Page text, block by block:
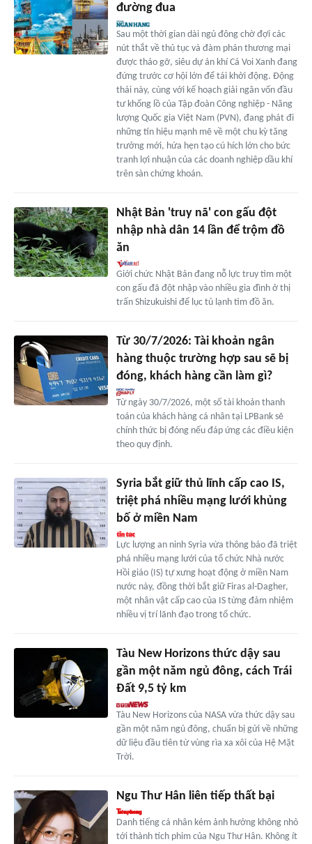
đường đua
Sau một thời gian dài ngủ đông chờ đợi các
nút thắt về thủ tục và đàm phán thương mại
được tháo gỡ, siêu dự án khí Cá Voi Xanh đang
đứng trước cơ hội lớn để tái khởi động. Động
thái này, cùng với kế hoạch giải ngân vốn đầu
tư khổng lồ của Tập đoàn Công nghiệp - Năng
lượng Quốc gia Việt Nam (PVN), đang phát đi
những tín hiệu mạnh mẽ về một chu kỳ tăng
trưởng mới, hứa hẹn tạo cú hích lớn cho bức
tranh lợi nhuận của các doanh nghiệp dầu khí
trên sàn chứng khoán.
Nhật Bản 'truy nã' con gấu đột
nhập nhà dân 14 lần để trộm đồ
ăn
Giới chức Nhật Bản đang nỗ lực truy tìm một
con gấu đã đột nhập vào nhiều gia đình ở thị
trấn Shizukuishi để lục tủ lạnh tìm đồ ăn.
Từ 30/7/2026: Tài khoản ngân
hàng thuộc trường hợp sau sẽ bị
đóng, khách hàng cần làm gì?
Từ ngày 30/7/2026, một số tài khoản thanh
toán của khách hàng cá nhân tại LPBank sẽ
chính thức bị đóng nếu đáp ứng các điều kiện
theo quy định.
Syria bắt giữ thủ lĩnh cấp cao IS,
triệt phá nhiều mạng lưới khủng
bố ở miền Nam
Lực lượng an ninh Syria vừa thông báo đã triệt
phá nhiều mạng lưới của tổ chức Nhà nước
Hồi giáo (IS) tự xưng hoạt động ở miền Nam
nước này, đồng thời bắt giữ Firas al-Dagher,
một nhân vật cấp cao của IS từng đảm nhiệm
nhiều vị trí lãnh đạo trong tổ chức.
Tàu New Horizons thức dậy sau
gần một năm ngủ đông, cách Trái
Đất 9,5 tỷ km
Tàu New Horizons của NASA vừa thức dậy sau
gần một năm ngủ đông, chuẩn bị gửi về những
dữ liệu đầu tiên từ vùng rìa xa xôi của Hệ Mặt
Trời.
Ngu Thư Hân liên tiếp thất bại
Danh tiếng cá nhân kém ảnh hưởng không nhỏ
tới thành tích phim của Ngu Thư Hân. Không ít